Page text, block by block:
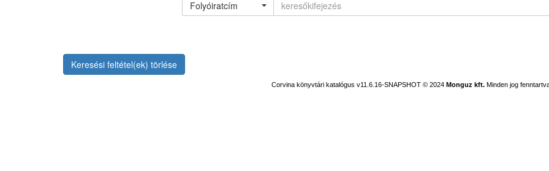
Folyóiratcím
Keresési feltétel(ek) törlése
Corvina könyvtári katalógus v11.6.16-SNAPSHOT © 2024 Monguz kft. Minden jog